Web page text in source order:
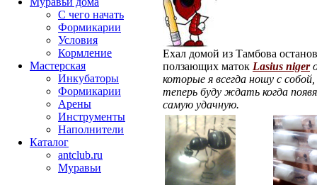
Ехал домой из Тамбова
ползающих маток Lasius niger
которые я всегда ношу с
теперь буду ждать когда
самую удачную.
С чего начать
Формикарии
Условия
Кормление
Мастерская
Инкубаторы
Формикарии
Арены
Инструменты
Наполнители
Каталог
antclub.ru
Муравьи